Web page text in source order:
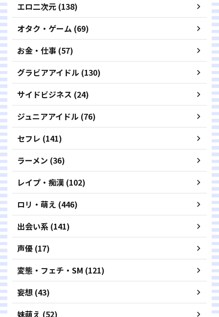
エロ二次元 (138)
オタク・ゲーム (69)
お金・仕事 (57)
グラビアアイドル (130)
サイドビジネス (24)
ジュニアアイドル (76)
セフレ (141)
ラーメン (36)
レイプ・痴漢 (102)
ロリ・萌え (446)
出会い系 (141)
声優 (17)
変態・フェチ・SM (121)
妄想 (43)
妹萌え (52)